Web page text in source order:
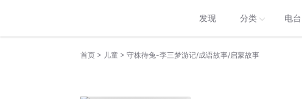
发现 分类 电台
首页 > 儿童 > 守株待兔-李三梦游记/成语故事/启蒙故事